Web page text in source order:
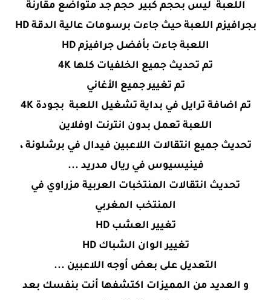
اللعبة ليس بحجم كبير حجم جد متواضع مقارنة
بجرافيزم اللعبة حيث جاءت برسومات عالية الدقة HD
اللعبة جاءت بأفضل جرافيزم HD
تم تحديث جميع الخلفيات كلها 4K
تم تغيير جميع الأغاني
تم اضافة ترايل في بداية تشغيل اللعبة بجودة 4K
اللعبة تعمل بدون انترنت اوفلاين
تحديث جميع انتقالات اللاعبين فيدال في برشلونة ،
فينيسيوس في ريال مدريد ...
تحديث انتقالات المنتخبات العربية مزراوي في
المنتخب المغربي
تغيير العشب HD
تغيير الوان الشباك HD
التعديل على بعض أوجه اللاعبين ...
و العديد من المميزات اكتشفها أنت بنفسك بعد